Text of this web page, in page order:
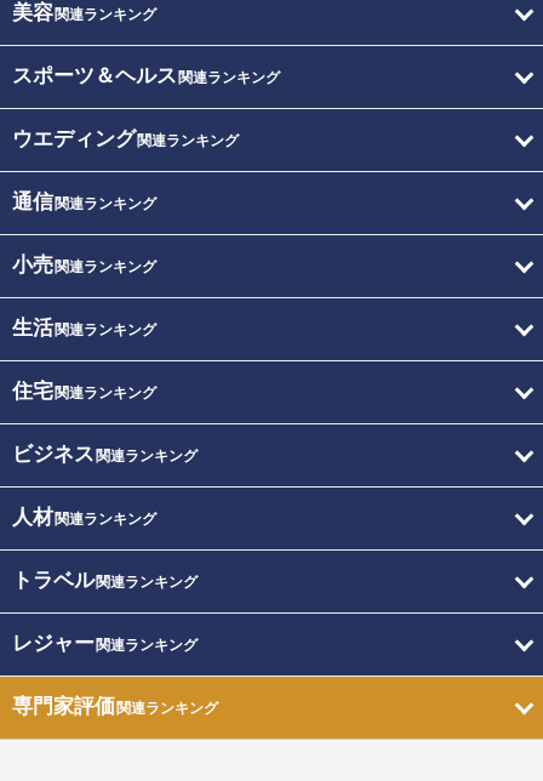
美容関連ランキング
スポーツ＆ヘルス 関連ランキング
ウエディング関連ランキング
通信関連ランキング
小売関連ランキング
生活関連ランキング
住宅関連ランキング
ビジネス 関連ランキング
人材関連ランキング
トラベル関連ランキング
レジャー関連ランキング
専門家評価関連ランキング